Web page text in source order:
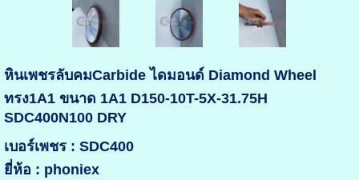
หินเพชรลับคมCarbide ไดมอนด์ Diamond Wheel
ทรง1A1 ขนาด 1A1 D150-10T-5X-31.75H
SDC400N100 DRY
เบอร์เพชร : SDC400
ยี่ห้อ : phoniex